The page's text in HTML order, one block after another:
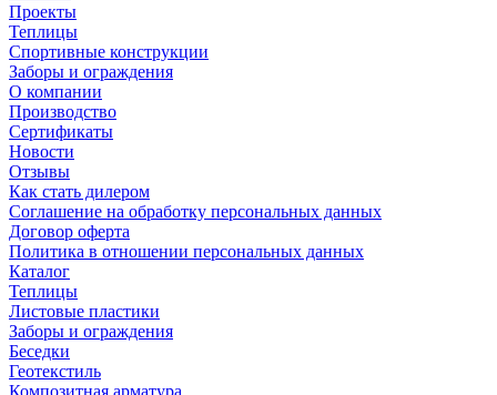
Проекты
Теплицы
Спортивные конструкции
Заборы и ограждения
О компании
Производство
Сертификаты
Новости
Отзывы
Как стать дилером
Соглашение на обработку персональных данных
Договор оферта
Политика в отношении персональных данных
Каталог
Теплицы
Листовые пластики
Заборы и ограждения
Беседки
Геотекстиль
Композитная арматура